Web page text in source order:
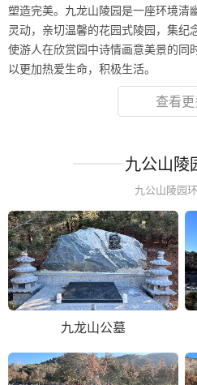
塑造完美。九龙山陵园是一座环境清
灵动，亲切温馨的花园式陵园，集纪
使游人在欣赏园中诗情画意美景的同
以更加热爱生命，积极生活。
查看
九公山陵
九公山陵园
九龙山公墓